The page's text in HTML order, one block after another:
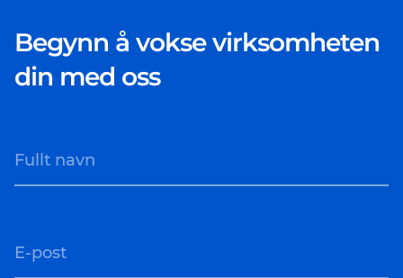
Begynn å vokse virksomheten
din med oss
Fullt navn
E-post